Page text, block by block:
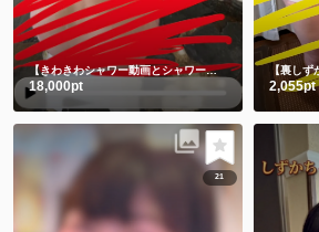
【きわきわシャワー動画とシャワー後写真】朝シャワーでさっぱり💗
18,000pt 2,055pt
21